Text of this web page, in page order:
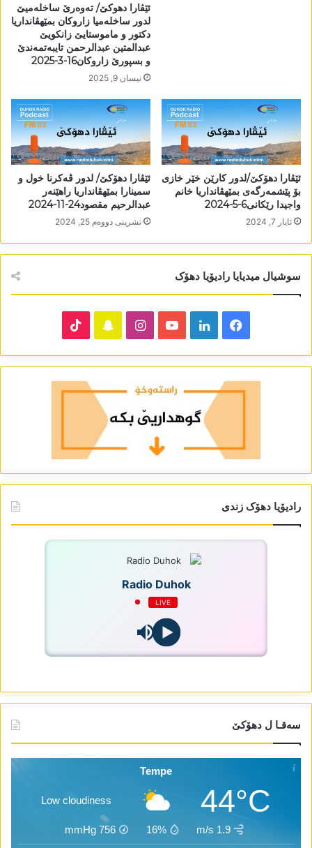
ئێڤارا دھوکێ/ تەوەرێ ساخلەمیێ
لدور ساخلەمیا زاروکان بمێھڤانداریا
دکتور و ماموستایێ زانکویێ
عبدالمتین عبدالرحمن تایبەتمەندێ
و بسپورێ زاروکان16-3-2025
نیسان 9, 2025
ئێڤارا دھۆکێ/لدور کارێن خێر خازی
بۆ پێشمەرگەی بمێھڤانداریا خانم
واجیدا رێکانی6-5-2024
ئایار 7, 2024
ئێڤارا دھۆکێ/ لدور ڤەکرنا خول و
سمینارا بمێھڤانداریا راھێنەر
عبدالرحیم مقصود24-11-2024
تشرینی دووه‌م 25, 2024
سوشیال میدیایا رادیۆیا دھۆک
Facebook
LinkedIn
YouTube
Instagram
Snapchat
رادیۆیا دھۆک زندی
Radio Duhok
LIVE
سەقـا ل دھۆکێ
Tempe
44°C
Low cloudiness
1.9 m/s
16%
756
mmHg